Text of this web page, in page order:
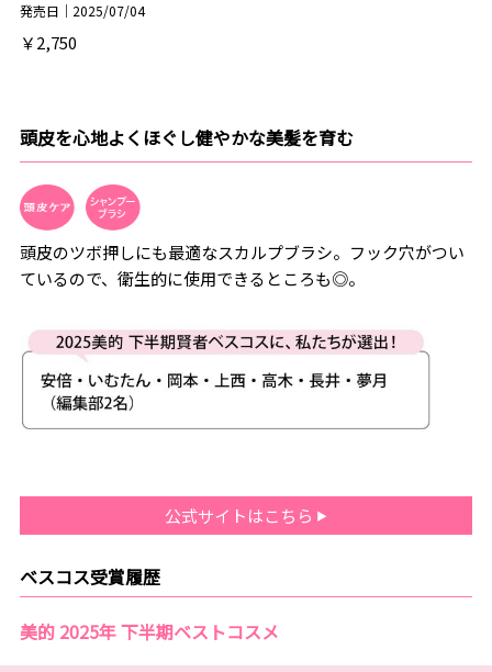
発売日｜2025/07/04
￥2,750
頭皮を心地よくほぐし健やかな美髪を育む
頭皮のツボ押しにも最適なスカルプブラシ。フック穴がつい
ているので、衛生的に使用できるところも◎。
公式サイトはこちら
ベスコス受賞履歴
美的 2025年 下半期ベストコスメ